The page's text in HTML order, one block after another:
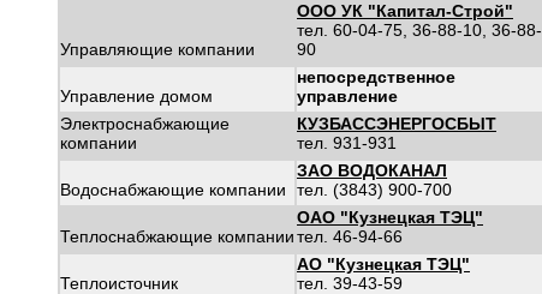
Управляющие компании
ООО УК "Капитал-Строй"
тел. 60-04-75, 36-88-10, 36-88-
90
Управление домом
непосредственное
управление
Электроснабжающие
компании
КУЗБАССЭНЕРГОСБЫТ
тел. 931-931
Водоснабжающие компании
ЗАО ВОДОКАНАЛ
тел. (3843) 900-700
Теплоснабжающие компании
ОАО "Кузнецкая ТЭЦ"
тел. 46-94-66
Теплоисточник
АО "Кузнецкая ТЭЦ"
тел. 39-43-59